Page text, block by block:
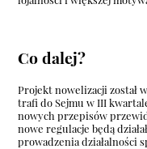
Co dalej?
Projekt nowelizacji został
trafi do Sejmu w III
nowych przepisów
nowe regulacje będą
prowadzenia działalności